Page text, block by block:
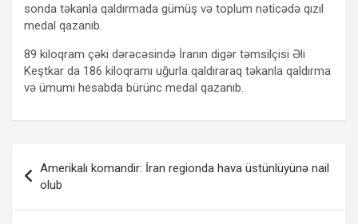
sonda təkanla qaldırmada gümüş və toplum nəticədə qızıl
medal qazanıb.
89 kiloqram çəki dərəcəsində İranın digər təmsilçisi Əli
Keştkar da 186 kiloqramı uğurla qaldıraraq təkanla qaldırma
və ümumi hesabda bürünc medal qazanıb.
naviqasiyası
Amerikalı komandir: İran regionda hava üstünlüyünə nail
olub